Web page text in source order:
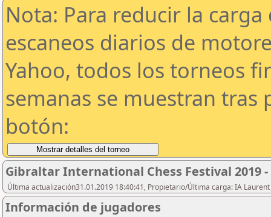
Nota: Para reducir la
escaneos diarios de
Yahoo, todos los torneos
semanas se muestran tras
botón:
Gibraltar International Chess Festival 2019
Última actualización31.01.2019 18:40:41, Propietario/Última carga: IA Laurent
Información de jugadores